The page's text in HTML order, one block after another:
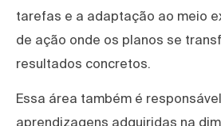
tarefas e a adaptação ao meio
de ação onde os planos se
resultados concretos.
Essa área também é
aprendizagens adquiridas na